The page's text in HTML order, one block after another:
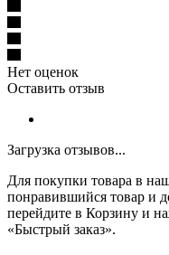
Нет оценок
Оставить отзыв
Загрузка отзывов...
Для покупки товара в
понравившийся товар и
перейдите в Корзину и
«Быстрый заказ».